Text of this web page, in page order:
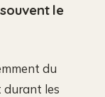
le
du
durant les